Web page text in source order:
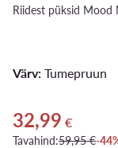
Riidest püksid Mood
Värv: Tumepruun
Praegune hind
32,99 €
Tavahind:59,95 €-